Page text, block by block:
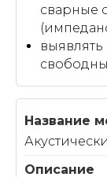
сварные